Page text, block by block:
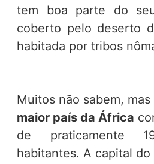
tem boa parte do
coberto pelo deserto
habitada por tribos
Muitos não sabem, mas
maior país da África
de praticamente
habitantes. A capital do